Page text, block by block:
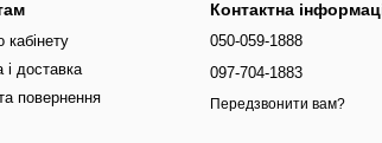
кабінету
доставка
повернення
Контактна
050-059-1888
097-704-1883
Передзвонити вам?